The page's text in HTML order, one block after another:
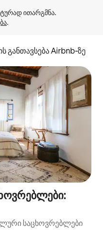
.
განთავსება Airbnb‑ზე
საცხოვრებლები